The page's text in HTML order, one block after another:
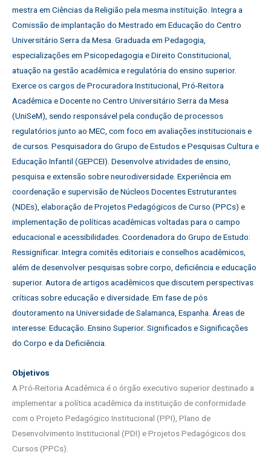
mestra em Ciências da Religião pela mesma instituição. Integra a
Comissão de implantação do Mestrado em Educação do Centro
Universitário Serra da Mesa. Graduada em Pedagogia,
especializações em Psicopedagogia e Direito Constitucional,
atuação na gestão acadêmica e regulatória do ensino superior.
Exerce os cargos de Procuradora Institucional, Pró-Reitora
Acadêmica e Docente no Centro Universitário Serra da Mesa
(UniSeM), sendo responsável pela condução de processos
regulatórios junto ao MEC, com foco em avaliações institucionais e
de cursos. Pesquisadora do Grupo de Estudos e Pesquisas Cultura e
Educação Infantil (GEPCEI). Desenvolve atividades de ensino,
pesquisa e extensão sobre neurodiversidade. Experiência em
coordenação e supervisão de Núcleos Docentes Estruturantes
(NDEs), elaboração de Projetos Pedagógicos de Curso (PPCs) e
implementação de políticas acadêmicas voltadas para o campo
educacional e acessibilidades. Coordenadora do Grupo de Estudo:
Ressignificar. Integra comitês editoriais e conselhos acadêmicos,
além de desenvolver pesquisas sobre corpo, deficiência e educação
superior. Autora de artigos acadêmicos que discutem perspectivas
críticas sobre educação e diversidade. Em fase de pós
doutoramento na Universidade de Salamanca, Espanha. Áreas de
interesse: Educação. Ensino Superior. Significados e Significações
do Corpo e da Deficiência.
Objetivos
A Pró-Reitoria Acadêmica é o órgão executivo superior destinado a
implementar a política acadêmica da instituição de conformidade
com o Projeto Pedagógico Institucional (PPI), Plano de
Desenvolvimento Institucional (PDI) e Projetos Pedagógicos dos
Cursos (PPCs).